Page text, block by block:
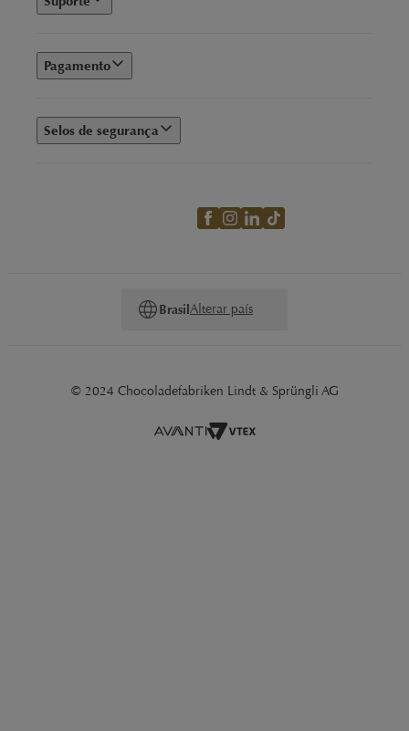
Pagamento
Selos de segurança
BrasilAlterar país
© 2024 Chocoladefabriken Lindt & Sprüngli AG